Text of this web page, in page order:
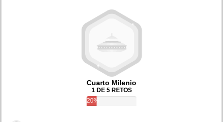
Cuarto Milenio
1 DE 5 RETOS
20%